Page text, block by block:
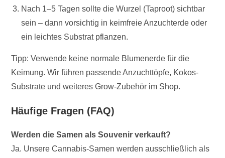
Nach 1–5 Tagen sollte die Wurzel (Taproot) sichtbar
sein – dann vorsichtig in keimfreie Anzuchterde oder
ein leichtes Substrat pflanzen.
Tipp: Verwende keine normale Blumenerde für die
Keimung. Wir führen passende Anzuchttöpfe, Kokos-
Substrate und weiteres Grow-Zubehör im Shop.
Häufige Fragen (FAQ)
Werden die Samen als Souvenir verkauft?
Ja. Unsere Cannabis-Samen werden ausschließlich als